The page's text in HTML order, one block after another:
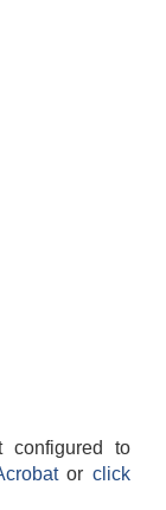
configured to
orclick